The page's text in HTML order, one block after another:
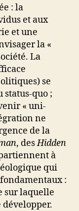
: la
et aux
et une
la «
La
se
status-quo ;
« uni-
ne
de la
, desHidden
à
qui
:
sur laquelle